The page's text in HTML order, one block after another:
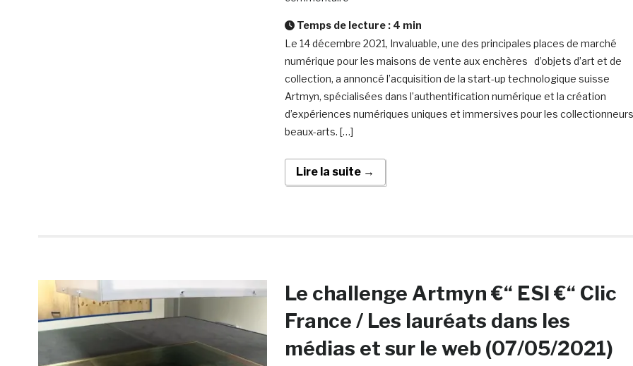
Temps de lecture : 4 min
Le 14 décembre 2021, Invaluable, une des principales places de marché
numérique pour les maisons de vente aux enchères d’objets d’art et de
collection, a annoncé l’acquisition de la start-up technologique suisse
Artmyn, spécialisées dans l’authentification numérique et la création
d’expériences numériques uniques et immersives pour les collectionneurs
beaux-arts. […]
Lire la suite →
Le challenge Artmyn €“ ESI €“ Clic
France / Les lauréats dans les
médias et sur le web (07/05/2021)